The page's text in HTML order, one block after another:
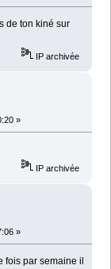
de ton kiné sur
IP archivée
»
IP archivée
»
fois par semaine il